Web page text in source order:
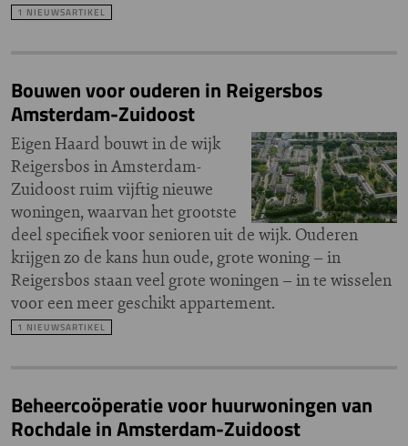
1 NIEUWSARTIKEL
Bouwen voor ouderen in Reigersbos
Amsterdam-Zuidoost
Eigen Haard bouwt in de wijk
Reigersbos in Amsterdam-
Zuidoost ruim vijftig nieuwe
woningen, waarvan het grootste
deel specifiek voor senioren uit de wijk. Ouderen
krijgen zo de kans hun oude, grote woning – in
Reigersbos staan veel grote woningen – in te wisselen
voor een meer geschikt appartement.
1 NIEUWSARTIKEL
Beheercoöperatie voor huurwoningen van
Rochdale in Amsterdam-Zuidoost